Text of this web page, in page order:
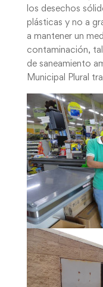
los desechos
plásticas y no a
a mantener un
contaminación,
de saneamiento
Municipal Plural